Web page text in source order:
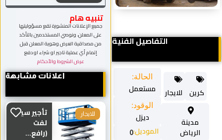
التفاصيل الفنية
الحالة:
مستعمل
الوقود:
ديزل
الموديل:0
مدينة
الرياض
كرين للايجار
تنبيه هام
جميع الإعلانات المنشورة تقع مسؤوليتها
على المعلن، ونوصي المستخدمين بالتأكد
من مصداقية العرض وهوية المعلن قبل
إتمام أي عملية تاجير او شراء او دفع
عرض الشروط والأحكام
اعلانات مشابهة
تأجير سيزر
لفت
(رافع...
للايجار